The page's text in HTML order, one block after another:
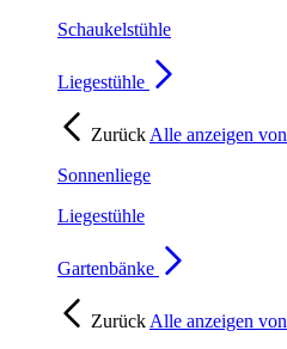
Schaukelstühle
Liegestühle
Zurück Alle anzeigen von
Sonnenliege
Liegestühle
Gartenbänke
Zurück Alle anzeigen von